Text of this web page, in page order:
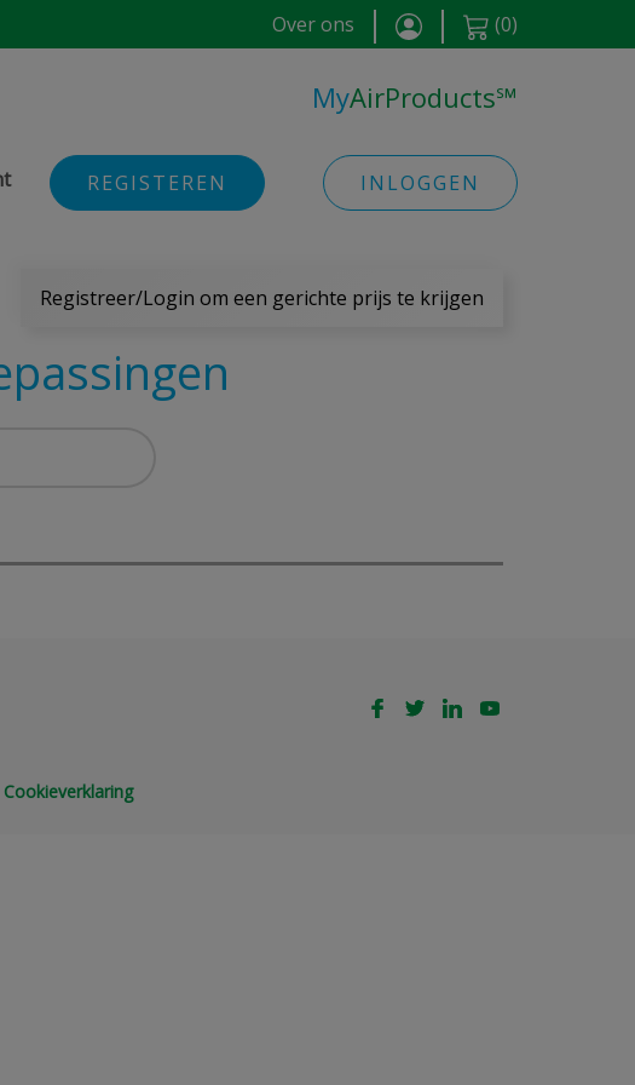
Over ons (0)
MyAirProducts℠
REGISTEREN INLOGGEN
Registreer/Login om een gerichte prijs te krijgen
Cookieverklaring